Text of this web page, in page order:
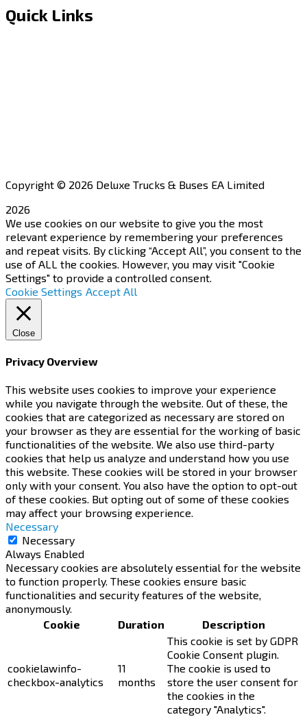
Quick Links
Copyright © 2026 Deluxe Trucks & Buses EA Limited
2026
We use cookies on our website to give you the most
relevant experience by remembering your preferences
and repeat visits. By clicking “Accept All”, you consent to the
use of ALL the cookies. However, you may visit "Cookie
Settings" to provide a controlled consent.
Cookie Settings Accept All
Close
Privacy Overview
This website uses cookies to improve your experience
while you navigate through the website. Out of these, the
cookies that are categorized as necessary are stored on
your browser as they are essential for the working of basic
functionalities of the website. We also use third-party
cookies that help us analyze and understand how you use
this website. These cookies will be stored in your browser
only with your consent. You also have the option to opt-out
of these cookies. But opting out of some of these cookies
may affect your browsing experience.
Necessary
Necessary
Always Enabled
Necessary cookies are absolutely essential for the website
to function properly. These cookies ensure basic
functionalities and security features of the website,
anonymously.
Cookie
Duration Description
cookielawinfo-
checkbox-analytics
11
months
This cookie is set by GDPR
Cookie Consent plugin.
The cookie is used to
store the user consent for
the cookies in the
category "Analytics".